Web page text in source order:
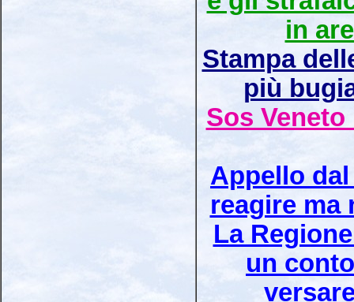
in
Stampa
più
Sos
Appello
reagire ma
La
un